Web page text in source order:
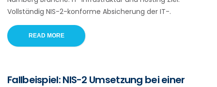
Vollständig NIS-2-konforme Absicherung der IT-.
READ MORE
Fallbeispiel: NIS-2 Umsetzung bei einer